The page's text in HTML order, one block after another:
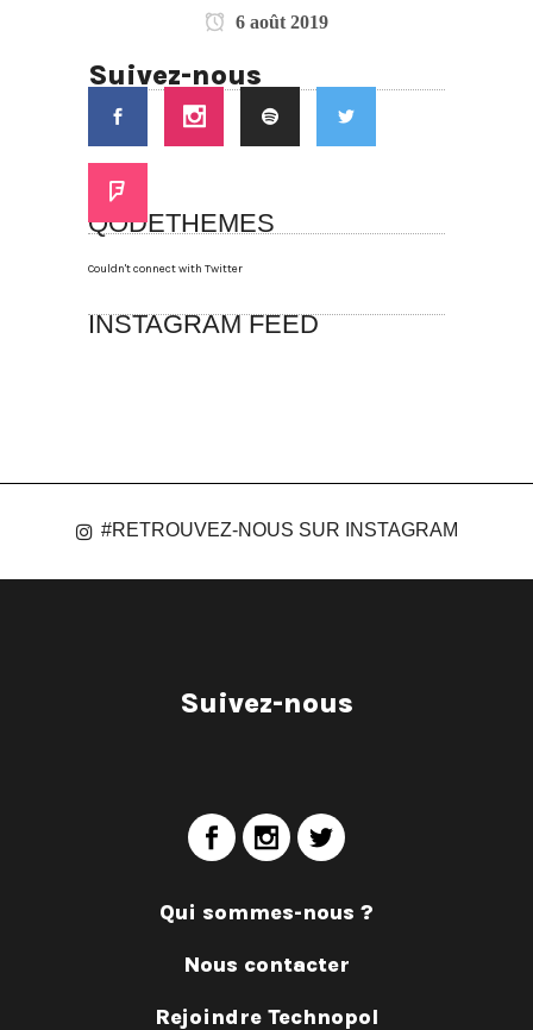
6 août 2019
Suivez-nous
QODETHEMES
Couldn't connect with Twitter
INSTAGRAM FEED
#RETROUVEZ-NOUS SUR INSTAGRAM
Suivez-nous
Qui sommes-nous ?
Nous contacter
Rejoindre Technopol